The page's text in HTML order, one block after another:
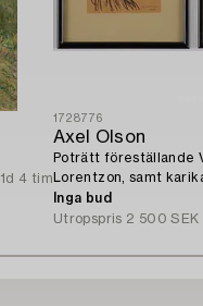
1d 4 tim
1728776
Axel Olson
Poträtt föreställande
Lorentzon, samt
Kamrer Ingvarsson.
Inga bud
Utropspris 2 500 SEK